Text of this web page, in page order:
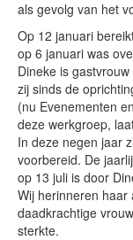
als gevolg van het
Op 12 januari
op 6 januari was
Dineke is
zij sinds de
(nu Evenementen
deze werkgroep,
In deze negen jaar
voorbereid. De
op 13 juli is door
Wij herinneren haar
daadkrachtige
sterkte.